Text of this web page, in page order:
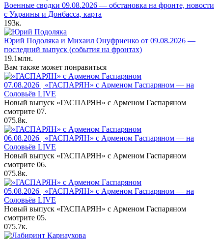
Военные сводки 09.08.2026 — обстановка на фронте, новости
с Украины и Донбасса, карта
193к.
Юрий Подоляка и Михаил Онуфриенко от 09.08.2026 —
последний выпуск (события на фронтах)
19.1млн.
Вам также может понравиться
07.08.2026 | «ГАСПАРЯН» с Арменом Гаспаряном — на
Соловьёв LIVE
Новый выпуск «ГАСПАРЯН» с Арменом Гаспаряном
смотрите 07.
075.8к.
06.08.2026 | «ГАСПАРЯН» с Арменом Гаспаряном — на
Соловьёв LIVE
Новый выпуск «ГАСПАРЯН» с Арменом Гаспаряном
смотрите 06.
075.8к.
05.08.2026 | «ГАСПАРЯН» с Арменом Гаспаряном — на
Соловьёв LIVE
Новый выпуск «ГАСПАРЯН» с Арменом Гаспаряном
смотрите 05.
075.7к.